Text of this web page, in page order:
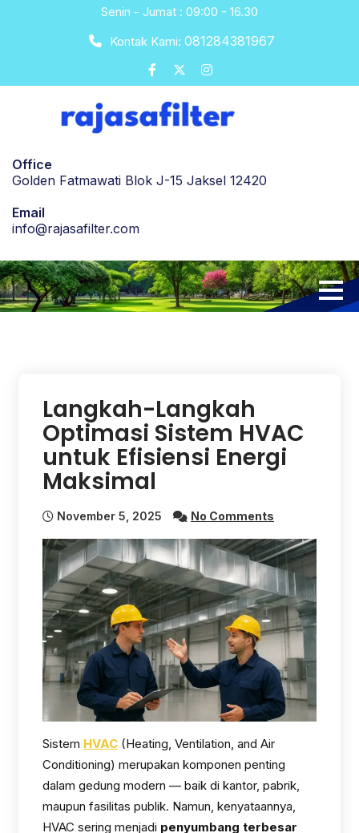
Senin - Jumat : 09:00 - 16.30
Kontak Kami: 081284381967
Office
Golden Fatmawati Blok J-15 Jaksel 12420
Email
info@rajasafilter.com
Langkah-Langkah
Optimasi Sistem HVAC
untuk Efisiensi Energi
Maksimal
November 5, 2025 No Comments
Sistem HVAC (Heating, Ventilation, and Air
Conditioning) merupakan komponen penting
dalam gedung modern — baik di kantor, pabrik,
maupun fasilitas publik. Namun, kenyataannya,
HVAC sering menjadi penyumbang terbesar